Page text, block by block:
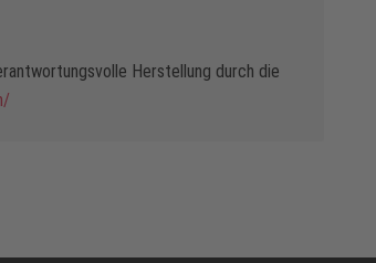
Herstellung durch die